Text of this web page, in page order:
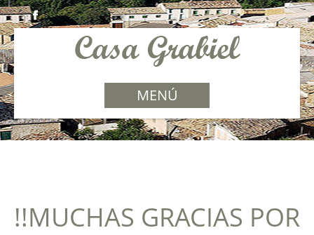
MENÚ
!!MUCHAS GRACIAS POR